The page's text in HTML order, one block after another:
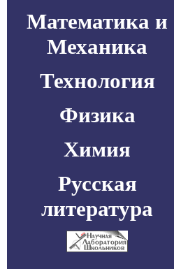
Математика и
Механика
Технология
Физика
Химия
Русская
литература